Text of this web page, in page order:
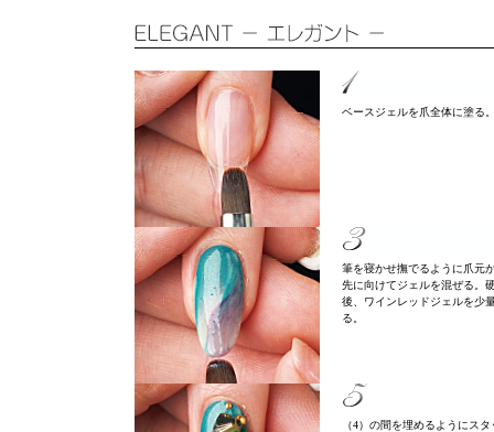
ベースジェルを爪全体に塗る
筆を寝かせ撫でるように爪元
先に向けてジェルを混ぜる。
後、ワインレッドジェルを少
る。
（4）の間を埋めるようにスタ